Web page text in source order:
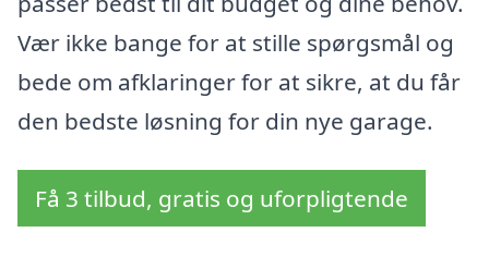
Vær ikke bange for at stille spørgsmål og
bede om afklaringer for at sikre, at du får
den bedste løsning for din nye garage.
Få 3 tilbud, gratis og uforpligtende